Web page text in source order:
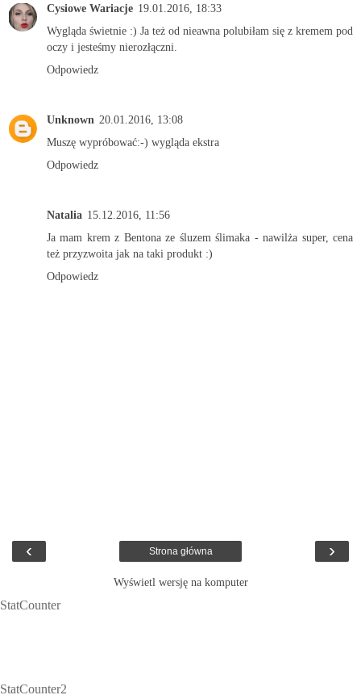
Cysiowe Wariacje 19.01.2016, 18:33
Wygląda świetnie :) Ja też od nieawna polubiłam się z kremem pod
oczy i jesteśmy nierozłączni.
Odpowiedz
Unknown 20.01.2016, 13:08
Muszę wypróbować:-) wygląda ekstra
Odpowiedz
Natalia 15.12.2016, 11:56
Ja mam krem z Bentona ze śluzem ślimaka - nawilża super, cena
też przyzwoita jak na taki produkt :)
Odpowiedz
‹ ›
Strona główna
Wyświetl wersję na komputer
StatCounter
StatCounter2